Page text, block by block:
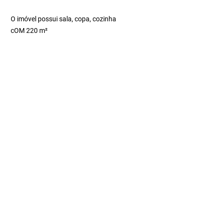
O imóvel possui sala, copa, cozinha
cOM 220 m²